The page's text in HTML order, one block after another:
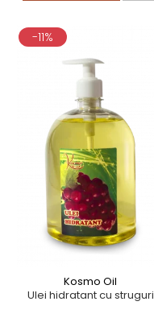
-11%
Kosmo Oil
Ulei hidratant cu struguri